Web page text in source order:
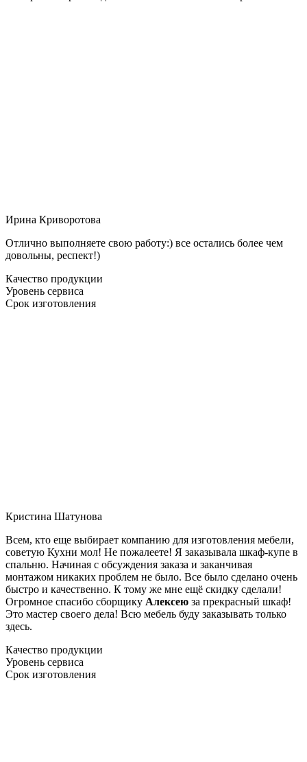
Ирина Криворотова
Отлично выполняете свою работу:) все остались более чем
довольны, респект!)
Качество продукции
Уровень сервиса
Срок изготовления
Кристина Шатунова
Всем, кто еще выбирает компанию для изготовления мебели,
советую Кухни мол! Не пожалеете! Я заказывала шкаф-купе в
спальню. Начиная с обсуждения заказа и заканчивая
монтажом никаких проблем не было. Все было сделано очень
быстро и качественно. К тому же мне ещё скидку сделали!
Огромное спасибо сборщику Алексею за прекрасный шкаф!
Это мастер своего дела! Всю мебель буду заказывать только
здесь.
Качество продукции
Уровень сервиса
Срок изготовления